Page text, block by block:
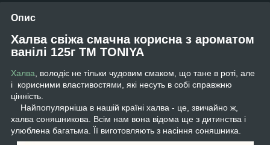
Опис
Халва свіжа смачна корисна з ароматом
ванілі 125г ТМ TONIYA
Халва, володіє не тільки чудовим смаком, що тане в роті, але
і корисними властивостями, які несуть в собі справжню
цінність.
Найпопулярніша в нашій країні халва - це, звичайно ж,
халва соняшникова. Всім нам вона відома ще з дитинства і
улюблена багатьма. Її виготовляють з насіння соняшника.